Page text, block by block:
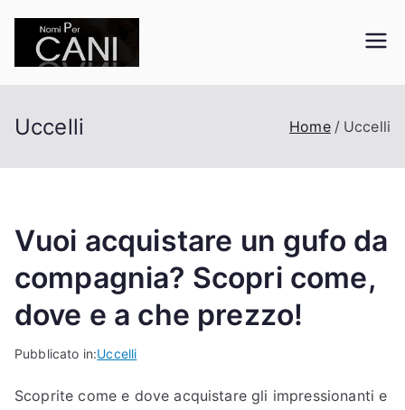
contenuto
Uccelli Home Uccelli
Vuoi acquistare un gufo da
compagnia? Scopri come,
dove e a che prezzo!
Pubblicato in:Uccelli
Scoprite come e dove acquistare gli impressionanti e